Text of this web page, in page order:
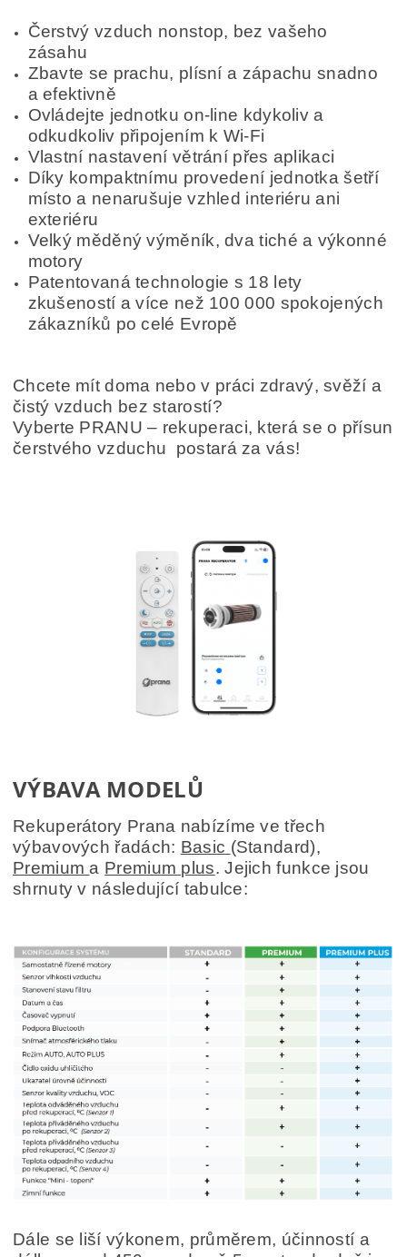
Čerstvý vzduch nonstop, bez vašeho
zásahu
Zbavte se prachu, plísní a zápachu snadno
a efektivně
Ovládejte jednotku on-line kdykoliv a
odkudkoliv připojením k Wi-Fi
Vlastní nastavení větrání přes aplikaci
Díky kompaktnímu provedení jednotka šetří
místo a nenarušuje vzhled interiéru ani
exteriéru
Velký měděný výměník, dva tiché a výkonné
motory
Patentovaná technologie s 18 lety
zkušeností a více než 100 000 spokojených
zákazníků po celé Evropě
Chcete mít doma nebo v práci zdravý, svěží a
čistý vzduch bez starostí?
Vyberte PRANU – rekuperaci, která se o přísun
čerstvého vzduchu postará za vás!
VÝBAVA MODELŮ
Rekuperátory Prana nabízíme ve třech
výbavových řadách: Basic (Standard),
Premiuma Premium plus. Jejich funkce jsou
shrnuty v následující tabulce:
Dále se liší výkonem, průměrem, účinností a